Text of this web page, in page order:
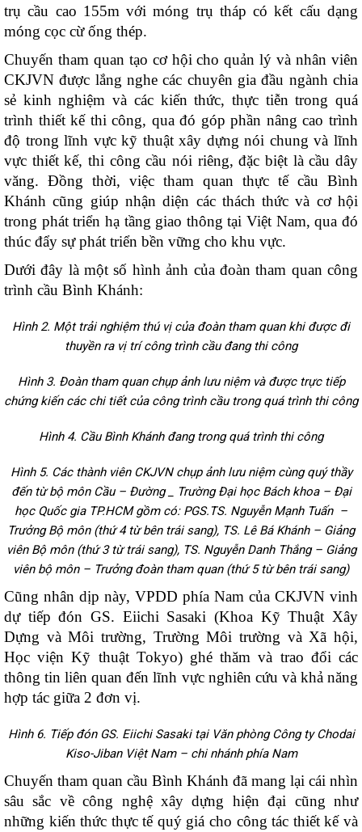
trụ cầu cao 155m với móng trụ tháp có kết cấu dạng
móng cọc cừ ống thép.
Chuyến tham quan tạo cơ hội cho quản lý và nhân viên
CKJVN được lắng nghe các chuyên gia đầu ngành chia
sẻ kinh nghiệm và các kiến thức, thực tiễn trong quá
trình thiết kế thi công, qua đó góp phần nâng cao trình
độ trong lĩnh vực kỹ thuật xây dựng nói chung và lĩnh
vực thiết kế, thi công cầu nói riêng, đặc biệt là cầu dây
văng. Đồng thời, việc tham quan thực tế cầu Bình
Khánh cũng giúp nhận diện các thách thức và cơ hội
trong phát triển hạ tầng giao thông tại Việt Nam, qua đó
thúc đẩy sự phát triển bền vững cho khu vực.
Dưới đây là một số hình ảnh của đoàn tham quan công
trình cầu Bình Khánh:
Hình 2. Một trải nghiệm thú vị của đoàn tham quan khi được đi
thuyền ra vị trí công trình cầu đang thi công
Hình 3. Đoàn tham quan chụp ảnh lưu niệm và được trực tiếp
chứng kiến các chi tiết của công trình cầu trong quá trình thi công
Hình 4. Cầu Bình Khánh đang trong quá trình thi công
Hình 5. Các thành viên CKJVN chụp ảnh lưu niệm cùng quý thầy
đến từ bộ môn Cầu – Đường _ Trường Đại học Bách khoa – Đại
học Quốc gia TP.HCM gồm có: PGS.TS. Nguyễn Mạnh Tuấn –
Trưởng Bộ môn (thứ 4 từ bên trái sang), TS. Lê Bá Khánh – Giảng
viên Bộ môn (thứ 3 từ trái sang), TS. Nguyễn Danh Thắng – Giảng
viên bộ môn – Trưởng đoàn tham quan (thứ 5 từ bên trái sang)
Cũng nhân dịp này, VPDD phía Nam của CKJVN vinh
dự tiếp đón GS. Eiichi Sasaki (Khoa Kỹ Thuật Xây
Dựng và Môi trường, Trường Môi trường và Xã hội,
Học viện Kỹ thuật Tokyo) ghé thăm và trao đổi các
thông tin liên quan đến lĩnh vực nghiên cứu và khả năng
hợp tác giữa 2 đơn vị.
Hình 6. Tiếp đón GS. Eiichi Sasaki tại Văn phòng Công ty Chodai
Kiso-Jiban Việt Nam – chi nhánh phía Nam
Chuyến tham quan cầu Bình Khánh đã mang lại cái nhìn
sâu sắc về công nghệ xây dựng hiện đại cũng như
những kiến thức thực tế quý giá cho công tác thiết kế và